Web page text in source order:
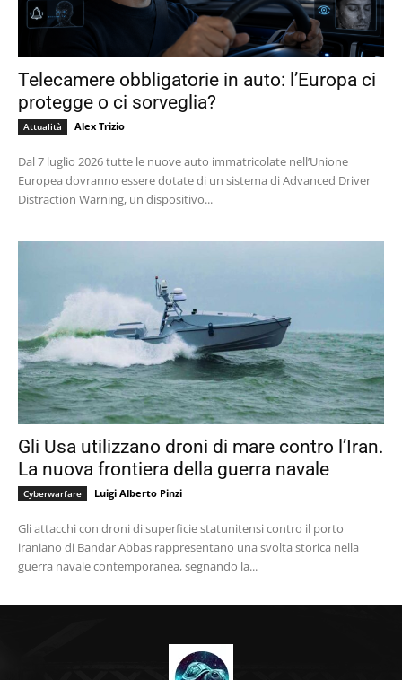
Telecamere obbligatorie in auto: l’Europa ci
protegge o ci sorveglia?
Attualità Alex Trizio
Dal 7 luglio 2026 tutte le nuove auto immatricolate nell’Unione
Europea dovranno essere dotate di un sistema di Advanced Driver
Distraction Warning, un dispositivo...
Gli Usa utilizzano droni di mare contro l’Iran.
La nuova frontiera della guerra navale
Cyberwarfare Luigi Alberto Pinzi
Gli attacchi con droni di superficie statunitensi contro il porto
iraniano di Bandar Abbas rappresentano una svolta storica nella
guerra navale contemporanea, segnando la...